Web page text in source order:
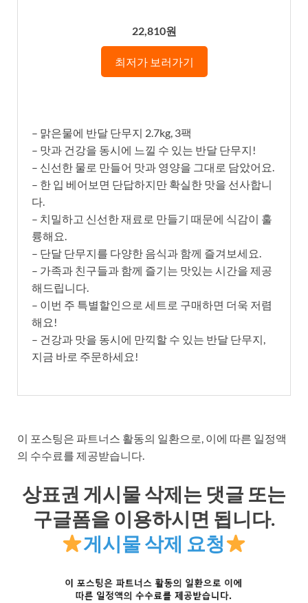
22,810원
최저가 보러가기
– 맑은물에 반달 단무지 2.7kg, 3팩
– 맛과 건강을 동시에 느낄 수 있는 반달 단무지!
– 신선한 물로 만들어 맛과 영양을 그대로 담았어요.
– 한 입 베어보면 단답하지만 확실한 맛을 선사합니
다.
– 치밀하고 신선한 재료로 만들기 때문에 식감이 훌
륭해요.
– 단달 단무지를 다양한 음식과 함께 즐겨보세요.
– 가족과 친구들과 함께 즐기는 맛있는 시간을 제공
해드립니다.
– 이번 주 특별할인으로 세트로 구매하면 더욱 저렴
해요!
– 건강과 맛을 동시에 만끽할 수 있는 반달 단무지,
지금 바로 주문하세요!
이 포스팅은 파트너스 활동의 일환으로, 이에 따른 일정액
의 수수료를 제공받습니다.
상표권 게시물 삭제는 댓글 또는
구글폼을 이용하시면 됩니다.
게시물 삭제 요청